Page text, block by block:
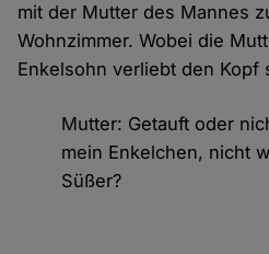
mit der Mutter des Mannes
Wohnzimmer. Wobei die
Enkelsohn verliebt den Kopf
Mutter: Getauft oder
mein Enkelchen, nicht
Süßer?